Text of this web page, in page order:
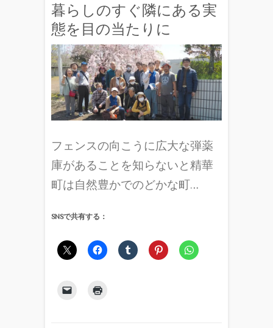
暮らしのすぐ隣にある実
態を目の当たりに
フェンスの向こうに広大な弾薬
庫があることを知らないと精華
町は自然豊かでのどかな町…
SNSで共有する：